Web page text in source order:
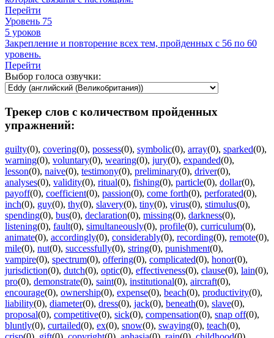
Перейти
Уровень 75
5 уроков
Закрепление и повторение всех тем, пройденных с 56 по 60
уровень.
Перейти
Выбор голоса озвучки:
Трекер слов с количеством пройденных
упражнений:
guilty(0), covering(0), possess(0), symbolic(0), array(0), sparked(0),
warning(0), voluntary(0), wearing(0), jury(0), expanded(0),
lesson(0), naive(0), testimony(0), preliminary(0), driver(0),
analyses(0), validity(0), ritual(0), fishing(0), particle(0), dollar(0),
payoff(0), coefficient(0), passion(0), come forth(0), perforated(0),
inch(0), guy(0), thy(0), slavery(0), tiny(0), virus(0), stimulus(0),
spending(0), bus(0), declaration(0), missing(0), darkness(0),
listening(0), fault(0), simultaneously(0), profile(0), curriculum(0),
animate(0), accordingly(0), considerably(0), recording(0), remote(0),
mile(0), nut(0), successfully(0), string(0), punishment(0),
vampire(0), spectrum(0), offering(0), complicated(0), honor(0),
jurisdiction(0), dutch(0), optic(0), effectiveness(0), clause(0), lain(0),
pro(0), demonstrate(0), saint(0), institutional(0), aircraft(0),
encourage(0), ownership(0), expense(0), beach(0), productivity(0),
liability(0), diameter(0), dress(0), jack(0), beneath(0), slave(0),
proposal(0), competitive(0), sick(0), compensation(0), snap off(0),
bluntly(0), curtailed(0), ex(0), snow(0), swaying(0), teach(0),